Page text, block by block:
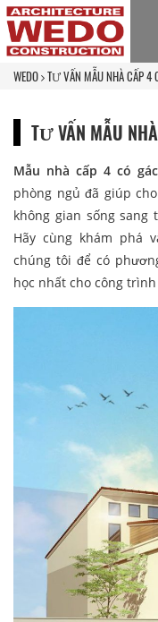
WEDO TƯ VẤN MẪU NHÀ CẤP 4
TƯ VẤN MẪU
Mẫu nhà cấp 4 có
phòng ngủ đã giúp
không gian sống
Hãy cùng khám phá
chúng tôi để có
học nhất cho công